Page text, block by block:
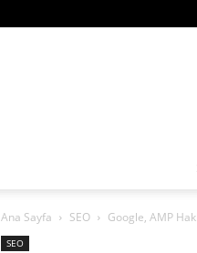
Ana Sayfa SEO Google, AMP
SEO